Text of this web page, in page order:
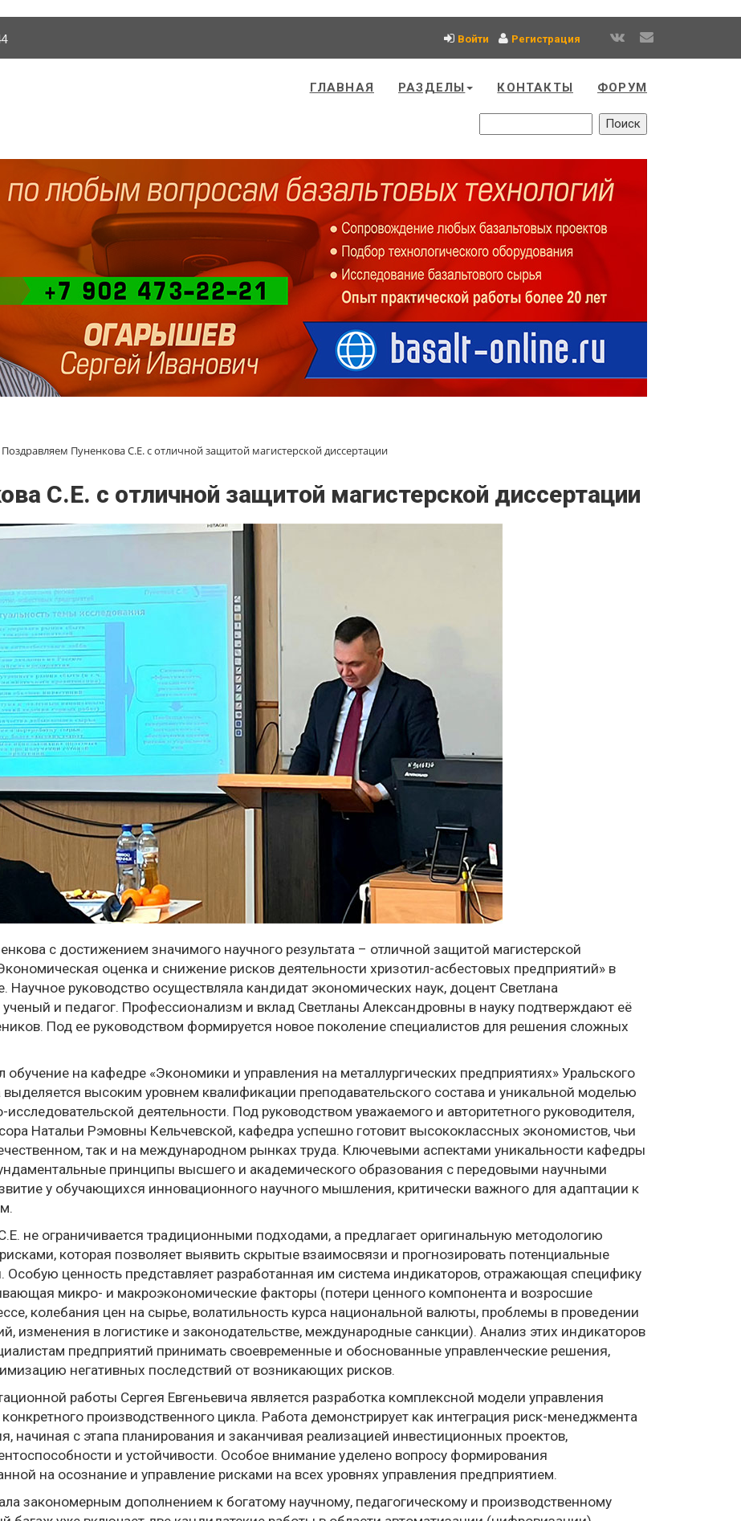
Войти Регистрация
ГЛАВНАЯ РАЗДЕЛЫ КОНТАКТЫ ФОРУМ
Поздравляем Пуненкова С.Е. с отличной защитой магистерской диссертации
С.Е. с отличной защитой магистерской диссертации
с достижением значимого научного результата – отличной защитой магистерской
оценка и снижение рисков деятельности хризотил-асбестовых предприятий» в
Научное руководство осуществляла кандидат экономических наук, доцент Светлана
и педагог. Профессионализм и вклад Светланы Александровны в науку подтверждают её
Под ее руководством формируется новое поколение специалистов для решения сложных
обучение на кафедре «Экономики и управления на металлургических предприятиях» Уральского
высоким уровнем квалификации преподавательского состава и уникальной моделью
исследовательской деятельности. Под руководством уважаемого и авторитетного руководителя,
Натальи Рэмовны Кельчевской, кафедра успешно готовит высококлассных экономистов, чьи
так и на международном рынках труда. Ключевыми аспектами уникальности кафедры
принципы высшего и академического образования с передовыми научными
у обучающихся инновационного научного мышления, критически важного для адаптации к
не ограничивается традиционными подходами, а предлагает оригинальную методологию
которая позволяет выявить скрытые взаимосвязи и прогнозировать потенциальные
ценность представляет разработанная им система индикаторов, отражающая специфику
микро- и макроэкономические факторы (потери ценного компонента и возросшие
колебания цен на сырье, волатильность курса национальной валюты, проблемы в проведении
изменения в логистике и законодательстве, международные санкции). Анализ этих индикаторов
предприятий принимать своевременные и обоснованные управленческие решения,
негативных последствий от возникающих рисков.
работы Сергея Евгеньевича является разработка комплексной модели управления
производственного цикла. Работа демонстрирует как интеграция риск-менеджмента
начиная с этапа планирования и заканчивая реализацией инвестиционных проектов,
и устойчивости. Особое внимание уделено вопросу формирования
на осознание и управление рисками на всех уровнях управления предприятием.
закономерным дополнением к богатому научному, педагогическому и производственному